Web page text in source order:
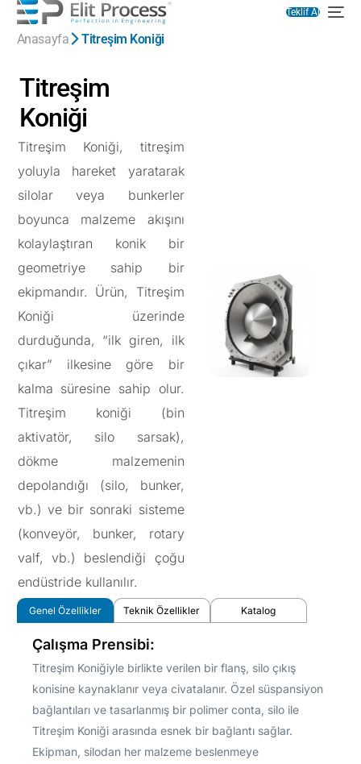
Teklif Al
Anasayfa Titreşim Koniği
Titreşim
Koniği
Titreşim Koniği, titreşim
yoluyla hareket yaratarak
silolar veya bunkerler
boyunca malzeme akışını
kolaylaştıran konik bir
geometriye sahip bir
ekipmandır. Ürün, Titreşim
Koniği üzerinde
durduğunda, “ilk giren, ilk
çıkar” ilkesine göre bir
kalma süresine sahip olur.
Titreşim koniği (bin
aktivatör, silo sarsak),
dökme malzemenin
depolandığı (silo, bunker,
vb.) ve bir sonraki sisteme
(konveyör, bunker, rotary
valf, vb.) beslendiği çoğu
endüstride kullanılır.
Genel Özellikler Teknik Özellikler Katalog
Çalışma Prensibi:
Titreşim Koniğiyle birlikte verilen bir flanş, silo çıkış
konisine kaynaklanır veya civatalanır. Özel süspansiyon
bağlantıları ve tasarlanmış bir polimer conta, silo ile
Titreşim Koniği arasında esnek bir bağlantı sağlar.
Ekipman, silodan her malzeme beslenmeye